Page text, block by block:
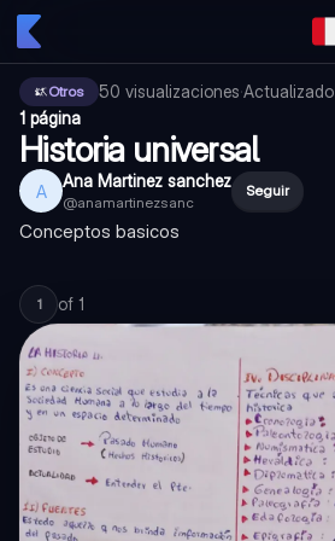
Otros 50 visualizaciones·Actualizado
1 página
Historia universal
A Ana Martinez sanchez
@anamartinezsanc
Seguir
Conceptos basicos
1 of 1